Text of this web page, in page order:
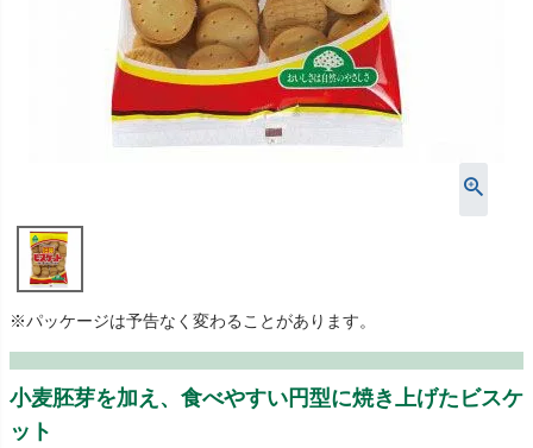
※パッケージは予告なく変わることがあります。
小麦胚芽を加え、食べやすい円型に焼き上げたビスケ
ット